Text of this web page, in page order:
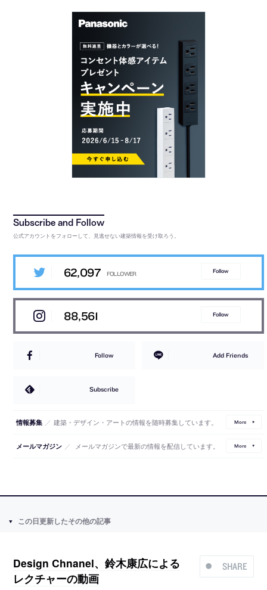
公式アカウントをフォローして、見逃せない建築情報を受け取ろう。
62,097 Follow
88,561 Follow
Follow Add Friends
Subscribe
情報募集 ／ 建築・デザイン・アートの情報を随時募集しています。 More
メールマガジン ／ メールマガジンで最新の情報を配信しています。 More
この日更新したその他の記事
SHARE
Design Chnanel、鈴木康広による
レクチャーの動画